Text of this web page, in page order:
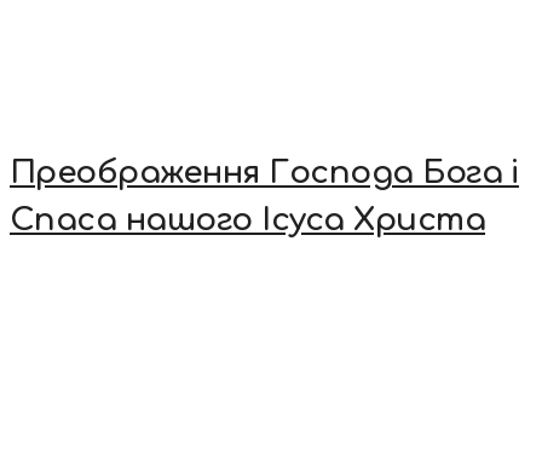
Преображення Господа Бога і
Спаса нашого Ісуса Христа